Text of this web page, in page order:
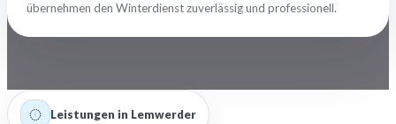
übernehmen den Winterdienst zuverlässig und professionell.
Leistungen in Lemwerder